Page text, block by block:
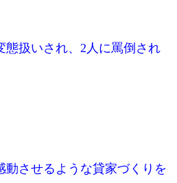
態扱いされ、 2 人に罵倒され
動させるような貸家づくりを